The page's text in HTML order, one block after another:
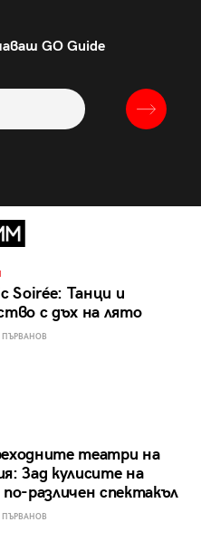
GO Guide
Soirée: Танци и
с дъх на лято
ПЪРВАНОВ
театри на
Зад кулисите на
различен спектакъл
ПЪРВАНОВ